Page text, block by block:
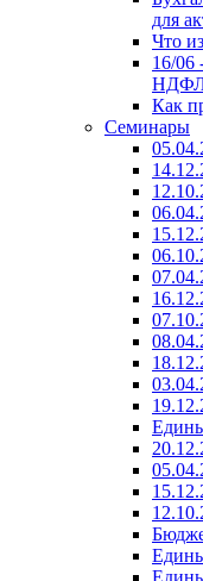
для
Что
16/06
Как
Семинары